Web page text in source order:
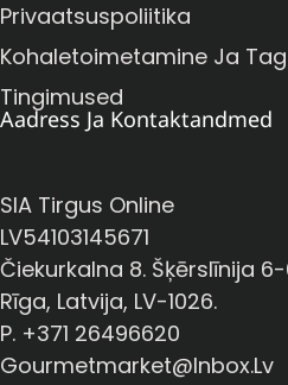
Privaatsuspoliitika
Kohaletoimetamine Ja
Tingimused
Aadress Ja Kontaktandmed
SIA Tirgus Online
LV54103145671
Čiekurkalna 8. Šķērslīnija
Rīga, Latvija, LV-1026.
P. +371 26496620
Gourmetmarket@inbox.lv